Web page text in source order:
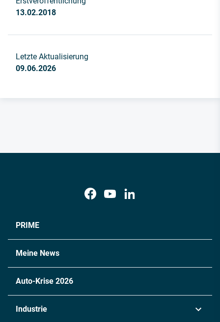
13.02.2018
Letzte Aktualisierung
09.06.2026
PRIME
Meine News
Auto-Krise 2026
Industrie